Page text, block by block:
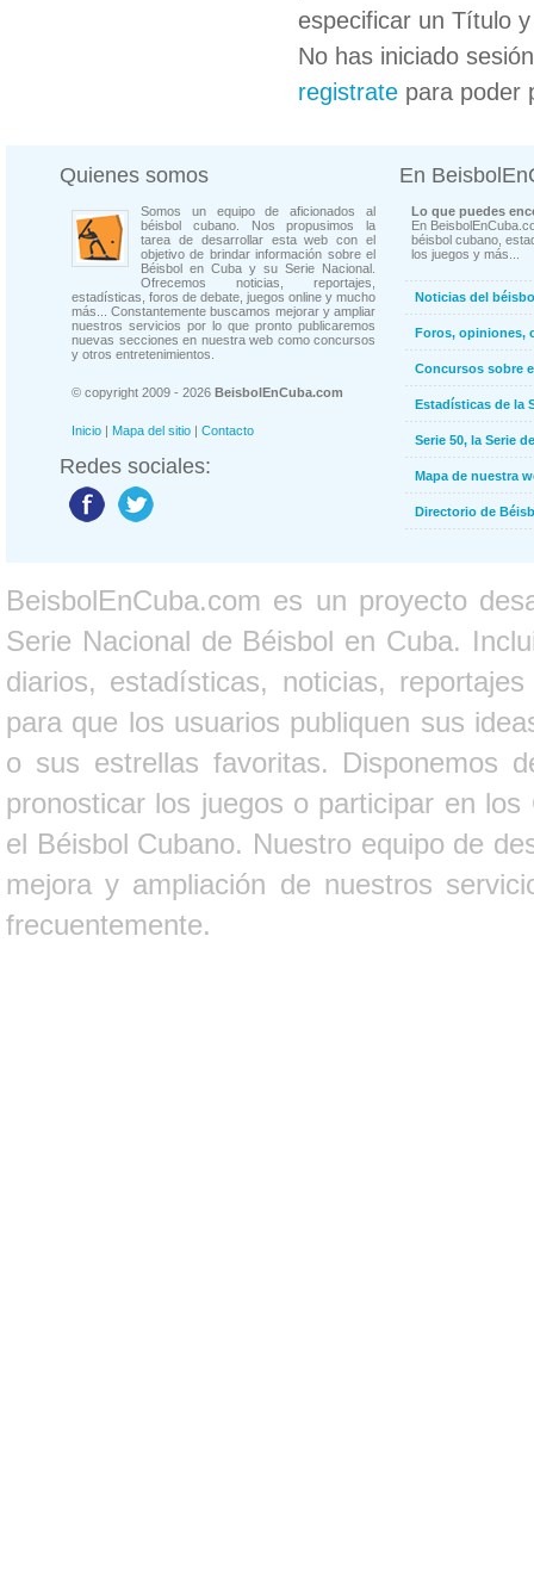
especificar un Título
No has iniciado
registrate para poder
Quienes somos
Somos un equipo de aficionados al
béisbol cubano. Nos propusimos la
tarea de desarrollar esta web con el
objetivo de brindar información sobre el
Béisbol en Cuba y su Serie Nacional.
Ofrecemos noticias, reportajes,
estadísticas, foros de debate, juegos online y mucho
más... Constantemente buscamos mejorar y ampliar
nuestros servicios por lo que pronto publicaremos
nuevas secciones en nuestra web como concursos
y otros entretenimientos.
© copyright 2009 - 2026 BeisbolEnCuba.com
Inicio | Mapa del sitio | Contacto
Redes sociales:
En
Lo que puedes
En
béisbol cubano,
los juegos y más...
Noticias del
Foros, opiniones,
Concursos sobre
Estadísticas de la
Serie 50, la Serie
Mapa de nuestra
Directorio de
BeisbolEnCuba.com es un proyecto
Serie Nacional de Béisbol en Cuba.
diarios, estadísticas, noticias,
para que los usuarios publiquen sus
o sus estrellas favoritas. Disponemos
pronosticar los juegos o participar en
el Béisbol Cubano. Nuestro equipo de
mejora y ampliación de nuestros
frecuentemente.